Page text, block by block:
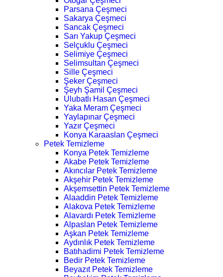
Parsana Çeşmeci
Sakarya Çeşmeci
Sancak Çeşmeci
Sarı Yakup Çeşmeci
Selçuklu Çeşmeci
Selimiye Çeşmeci
Selimsultan Çeşmeci
Sille Çeşmeci
Şeker Çeşmeci
Şeyh Şamil Çeşmeci
Ulubatlı Hasan Çeşmeci
Yaka Meram Çeşmeci
Yaylapınar Çeşmeci
Yazır Çeşmeci
Konya Karaaslan Çeşmeci
Petek Temizleme
Konya Petek Temizleme
Akabe Petek Temizleme
Akıncılar Petek Temizleme
Akşehir Petek Temizleme
Akşemsettin Petek Temizleme
Alaaddin Petek Temizleme
Alakova Petek Temizleme
Alavardı Petek Temizleme
Alpaslan Petek Temizleme
Aşkan Petek Temizleme
Aydınlık Petek Temizleme
Batıhadimi Petek Temizleme
Bedir Petek Temizleme
Beyazıt Petek Temizleme